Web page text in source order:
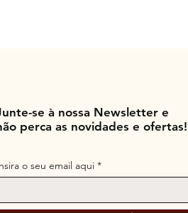
se à nossa Newsletter e
perca as novidades e ofertas!
o seu email aqui